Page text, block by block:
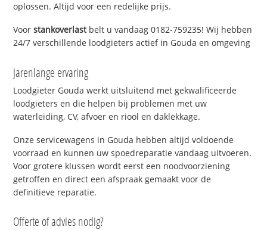
oplossen. Altijd voor een redelijke prijs.
Voorstankoverlastbelt u vandaag 0182-759235! Wij hebben
24/7 verschillende loodgieters actief in Gouda en omgeving
Jarenlange ervaring
Loodgieter Gouda werkt uitsluitend met gekwalificeerde
loodgieters en die helpen bij problemen met uw
waterleiding, CV, afvoer en riool en daklekkage.
Onze servicewagens in Gouda hebben altijd voldoende
voorraad en kunnen uw spoedreparatie vandaag uitvoeren.
Voor grotere klussen wordt eerst een noodvoorziening
getroffen en direct een afspraak gemaakt voor de
definitieve reparatie.
Offerte of advies nodig?